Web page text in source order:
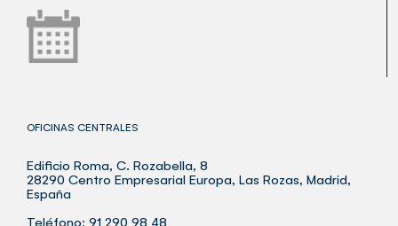
OFICINAS CENTRALES
Edificio Roma, C. Rozabella, 8
28290 Centro Empresarial Europa, Las Rozas, Madrid,
España
Teléfono: 91 290 98 48